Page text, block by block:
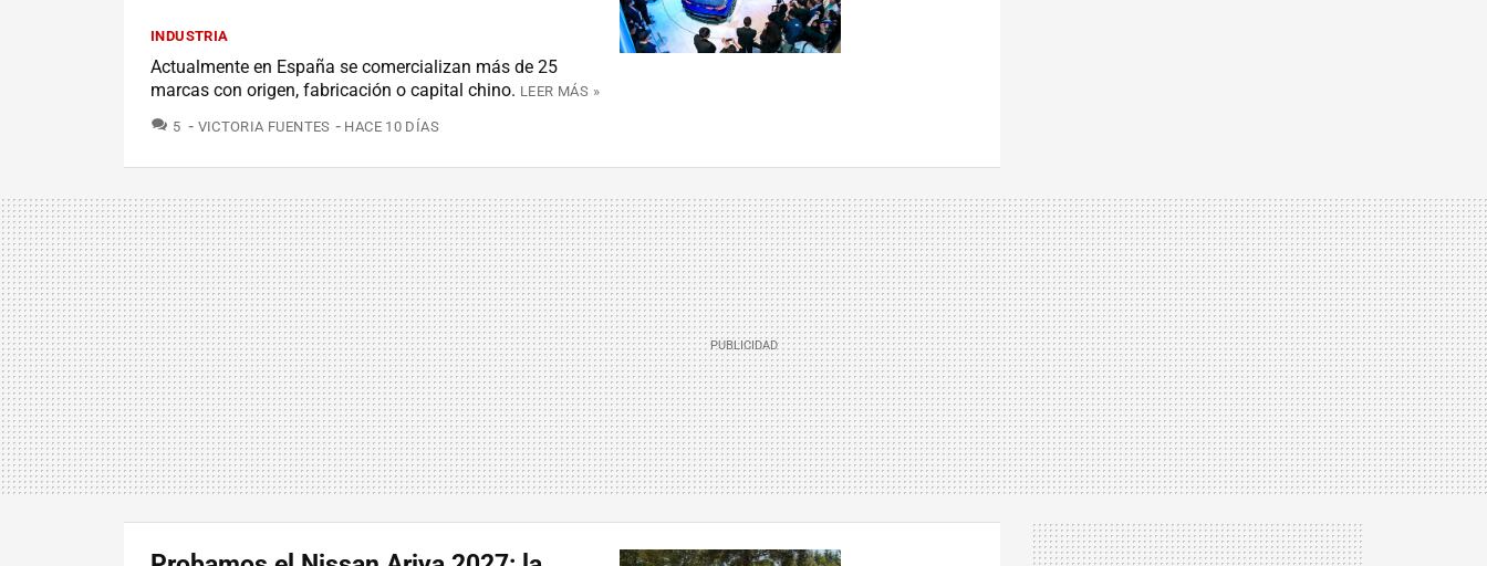
INDUSTRIA
Actualmente en España se comercializan más de 25
marcas con origen, fabricación o capital chino. LEER MÁS »
5 COMENTARIOS
VICTORIA FUENTES HACE 10 DÍAS